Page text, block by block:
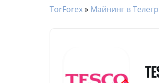
TorForex» Майнинг в